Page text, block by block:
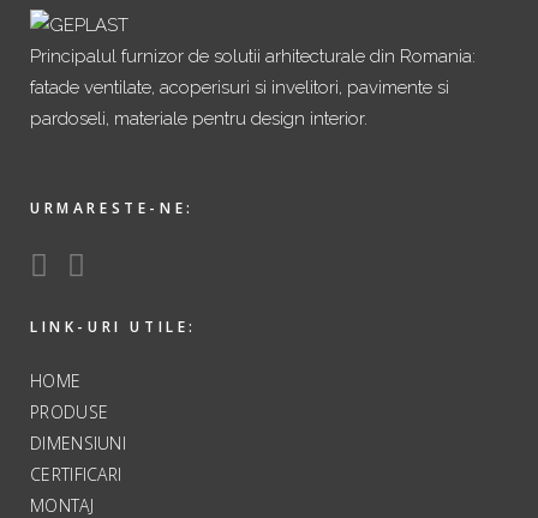
Principalul furnizor de solutii arhitecturale din Romania:
fatade ventilate, acoperisuri si invelitori, pavimente si
pardoseli, materiale pentru design interior.
URMARESTE-NE:
LINK-URI UTILE:
HOME
PRODUSE
DIMENSIUNI
CERTIFICARI
MONTAJ